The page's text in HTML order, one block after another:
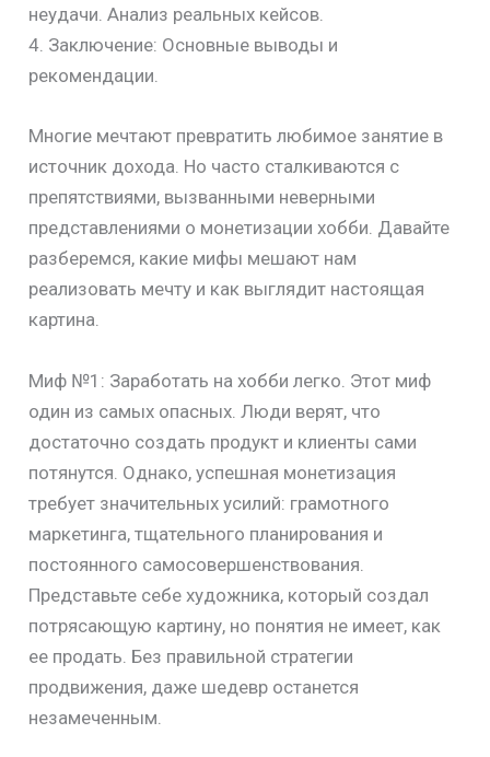
неудачи. Анализ реальных кейсов.
4. Заключение: Основные выводы и
рекомендации.
Многие мечтают превратить любимое занятие в
источник дохода. Но часто сталкиваются с
препятствиями, вызванными неверными
представлениями о монетизации хобби. Давайте
разберемся, какие мифы мешают нам
реализовать мечту и как выглядит настоящая
картина.
Миф №1: Заработать на хобби легко. Этот миф
один из самых опасных. Люди верят, что
достаточно создать продукт и клиенты сами
потянутся. Однако, успешная монетизация
требует значительных усилий: грамотного
маркетинга, тщательного планирования и
постоянного самосовершенствования.
Представьте себе художника, который создал
потрясающую картину, но понятия не имеет, как
ее продать. Без правильной стратегии
продвижения, даже шедевр останется
незамеченным.